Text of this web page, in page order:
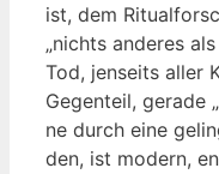
ist, dem
„nichts ande­res
Tod, jen­seits aller
Gegen­teil, gera­de
ne durch eine
den, ist modern,